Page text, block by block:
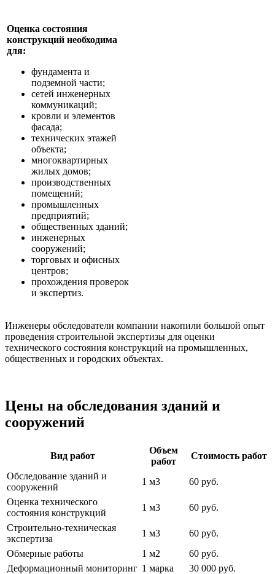
Оценка состояния
конструкций необходима
для:
фундамента и
подземной части;
сетей инженерных
коммуникаций;
кровли и элементов
фасада;
технических этажей
объекта;
многоквартирных
жилых домов;
производственных
помещений;
промышленных
предприятий;
общественных зданий;
инженерных
сооружений;
торговых и офисных
центров;
прохождения проверок
и экспертиз.
Инженеры обследователи компании накопили большой опыт
проведения строительной экспертизы для оценки
технического состояния конструкций на промышленных,
общественных и городских объектах.
Цены на обследования зданий и
сооружений
Вид работ
Объем
работ
Стоимость работ
Обследование зданий и
сооружений
1 м3
60 руб.
Оценка технического
состояния конструкций
1 м3
60 руб.
Строительно-техническая
экспертиза
1 м3
60 руб.
Обмерные работы
1 м2
60 руб.
Деформационный мониторинг 1 марка
30 000 руб.